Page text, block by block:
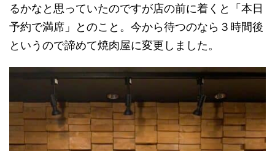
るかなと思っていたのですが店の前に着くと「本日
予約で満席」とのこと。今から待つのなら３時間後
というので諦めて焼肉屋に変更しました。